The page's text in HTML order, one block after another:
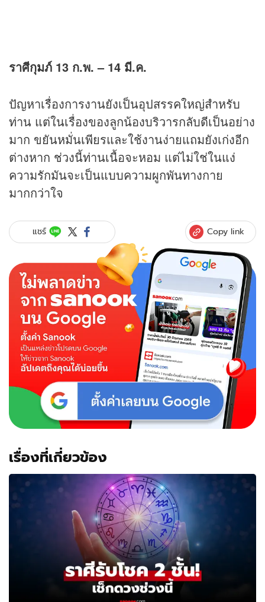
ราศีกุมภ์ 13 ก.พ.– 14 มี.ค.
ปัญหาเรื่องการงานยังเป็นอุปสรรคใหญ่สำหรับ
ท่าน แต่ในเรื่องของลูกน้องบริวารกลับดีเป็นอย่าง
มาก ขยันหมั่นเพียรและใช้งานง่ายแถมยังเก่งอีก
ต่างหาก ช่วงนี้ท่านเนื้อจะหอม แต่ไม่ใช่ในแง่
ความรักมันจะเป็นแบบความผูกพันทางกาย
มากกว่าใจ
แชร์ Copy link
เรื่องที่เกี่ยวข้อง